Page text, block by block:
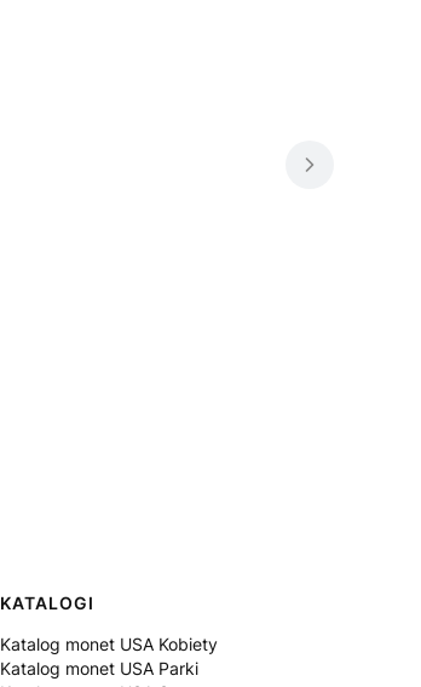
KATALOGI
Katalog monet USA Kobiety
Katalog monet USA Parki